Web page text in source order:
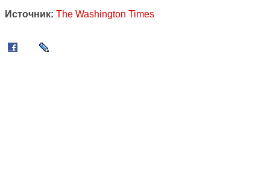
Источник: The Washington Times